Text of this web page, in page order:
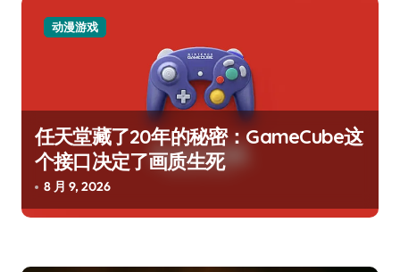
动漫游戏
任天堂藏了20年的秘密：GameCube这
个接口决定了画质生死
8 月 9, 2026